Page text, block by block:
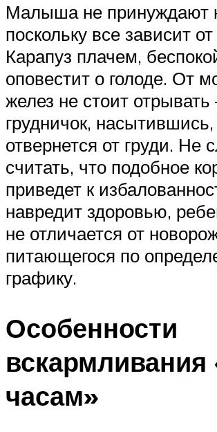
Малыша не принуждают
поскольку все зависит
Карапуз плачем,
оповестит о голоде. От
желез не стоит отрывать
грудничок, насытившись,
отвернется от груди. Не
считать, что подобное
приведет к
навредит здоровью,
не отличается от
питающегося по
графику.
Особенности
вскармливания
часам»